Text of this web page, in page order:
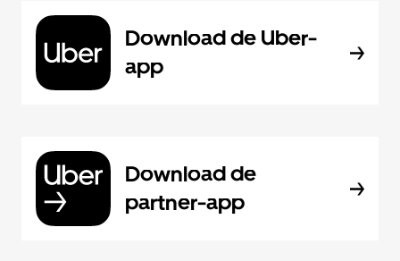
Download de Uber-
app
Download de
partner-app